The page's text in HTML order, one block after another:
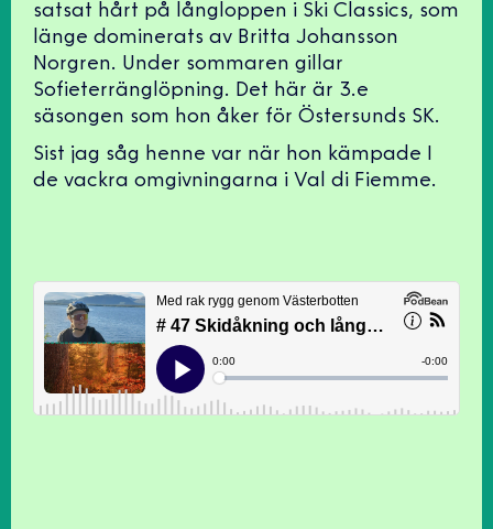
satsat hårt på långloppen i Ski Classics, som
länge dominerats av Britta Johansson
Norgren. Under sommaren gillar
Sofieterränglöpning. Det här är 3.e
säsongen som hon åker för Östersunds SK.
Sist jag såg henne var när hon kämpade I
de vackra omgivningarna i Val di Fiemme.